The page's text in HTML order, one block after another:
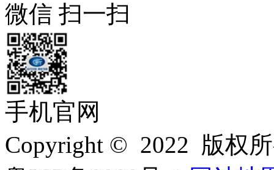
微信 扫一扫
手机官网
Copyright © 2022 版权